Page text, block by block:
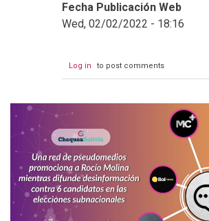
Fecha Publicación Web
Wed, 02/02/2022 - 18:16
Log in to post comments